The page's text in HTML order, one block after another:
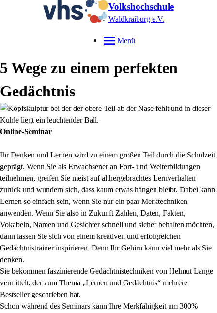
Volkshochschule
Waldkraiburg e.V.
Menü
5 Wege zu einem perfekten
Gedächtnis
Online-Seminar
Ihr Denken und Lernen wird zu einem großen Teil durch die Schulzeit
geprägt. Wenn Sie als Erwachsener an Fort- und Weiterbildungen
teilnehmen, greifen Sie meist auf althergebrachtes Lernverhalten
zurück und wundern sich, dass kaum etwas hängen bleibt. Dabei kann
Lernen so einfach sein, wenn Sie nur ein paar Merktechniken
anwenden. Wenn Sie also in Zukunft Zahlen, Daten, Fakten,
Vokabeln, Namen und Gesichter schnell und sicher behalten möchten,
dann lassen Sie sich von einem kreativen und erfolgreichen
Gedächtnistrainer inspirieren. Denn Ihr Gehirn kann viel mehr als Sie
denken.
Sie bekommen faszinierende Gedächtnistechniken von Helmut Lange
vermittelt, der zum Thema „Lernen und Gedächtnis“ mehrere
Bestseller geschrieben hat.
Schon während des Seminars kann Ihre Merkfähigkeit um 300%